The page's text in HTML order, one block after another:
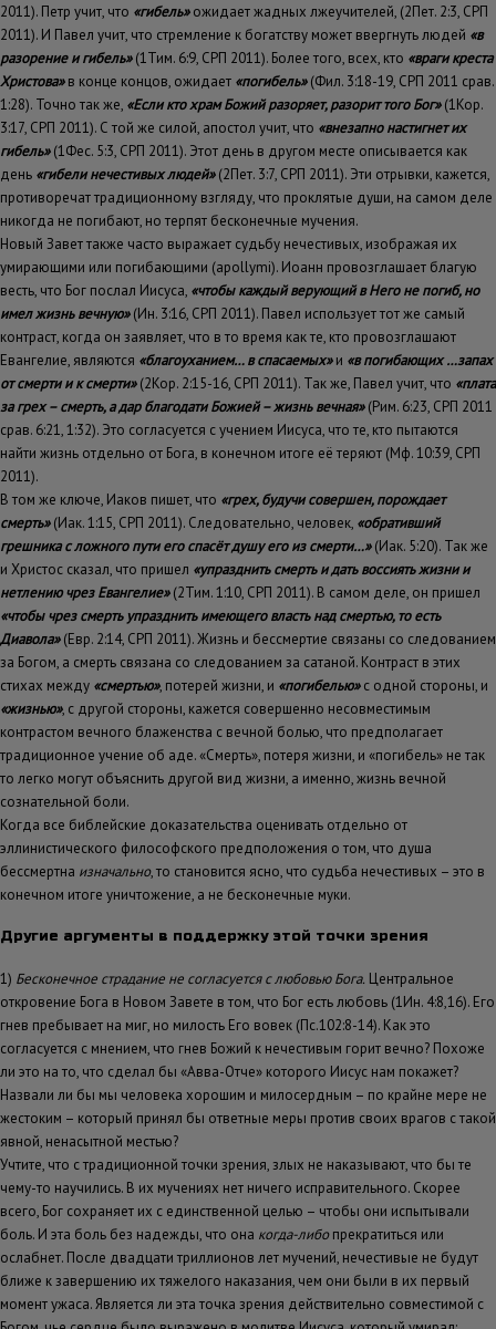
2011). Петр учит, что «гибель»ожидает жадных лжеучителей, (2Пет. 2:3, СРП
2011). И Павел учит, что стремление к богатству может ввергнуть людей «в
разорение и гибель»(1Тим. 6:9, СРП 2011). Более того, всех, кто «враги креста
Христова»в конце концов, ожидает «погибель»(Фил. 3:18-19, СРП 2011 срав.
1:28). Точно так же, «Если кто храм Божий разоряет, разорит того Бог»(1Кор.
3:17, СРП 2011). С той же силой, апостол учит, что «внезапно настигнет их
гибель»(1Фес. 5:3, СРП 2011). Этот день в другом месте описывается как
день «гибели нечестивых людей»(2Пет. 3:7, СРП 2011). Эти отрывки, кажется,
противоречат традиционному взгляду, что проклятые души, на самом деле
никогда не погибают, но терпят бесконечные мучения.
Новый Завет также часто выражает судьбу нечестивых, изображая их
умирающими или погибающими (apollymi). Иоанн провозглашает благую
весть, что Бог послал Иисуса, «чтобы каждый верующий в Него не погиб, но
имел жизнь вечную»(Ин. 3:16, СРП 2011). Павел использует тот же самый
контраст, когда он заявляет, что в то время как те, кто провозглашают
Евангелие, являются «благоуханием… в спасаемых»и «в погибающих …запах
от смерти и к смерти»(2Кор. 2:15-16, СРП 2011). Так же, Павел учит, что «плата
за грех – смерть, а дар благодати Божией – жизнь вечная»(Рим. 6:23, СРП 2011
срав. 6:21, 1:32). Это согласуется с учением Иисуса, что те, кто пытаются
найти жизнь отдельно от Бога, в конечном итоге её теряют (Мф. 10:39, СРП
2011).
В том же ключе, Иаков пишет, что «грех, будучи совершен, порождает
смерть»(Иак. 1:15, СРП 2011). Следовательно, человек, «обративший
грешника с ложного пути его спасёт душу его из смерти…»(Иак. 5:20). Так же
и Христос сказал, что пришел «упразднить смерть и дать воссиять жизни и
нетлению чрез Евангелие»(2Тим. 1:10, СРП 2011). В самом деле, он пришел
«чтобы чрез смерть упразднить имеющего власть над смертью, то есть
Диавола»(Евр. 2:14, СРП 2011). Жизнь и бессмертие связаны со следованием
за Богом, а смерть связана со следованием за сатаной. Контраст в этих
стихах между «смертью», потерей жизни, и «погибелью»с одной стороны, и
«жизнью», с другой стороны, кажется совершенно несовместимым
контрастом вечного блаженства с вечной болью, что предполагает
традиционное учение об аде. «Смерть», потеря жизни, и «погибель» не так
то легко могут объяснить другой вид жизни, а именно, жизнь вечной
сознательной боли.
Когда все библейские доказательства оценивать отдельно от
эллинистического философского предположения о том, что душа
бессмертна изначально, то становится ясно, что судьба нечестивых – это в
конечном итоге уничтожение, а не бесконечные муки.
Другие аргументы в поддержку этой точки зрения
1) Бесконечное страдание не согласуется с любовью Бога. Центральное
откровение Бога в Новом Завете в том, что Бог есть любовь (1Ин. 4:8,16). Его
гнев пребывает на миг, но милость Его вовек (Пс.102:8-14). Как это
согласуется с мнением, что гнев Божий к нечестивым горит вечно? Похоже
ли это на то, что сделал бы «Авва-Отче» которого Иисус нам покажет?
Назвали ли бы мы человека хорошим и милосердным – по крайне мере не
жестоким – который принял бы ответные меры против своих врагов с такой
явной, ненасытной местью?
Учтите, что с традиционной точки зрения, злых не наказывают, что бы те
чему-то научились. В их мучениях нет ничего исправительного. Скорее
всего, Бог сохраняет их с единственной целью – чтобы они испытывали
боль. И эта боль без надежды, что она когда-либопрекратиться или
ослабнет. После двадцати триллионов лет мучений, нечестивые не будут
ближе к завершению их тяжелого наказания, чем они были в их первый
момент ужаса. Является ли эта точка зрения действительно совместимой с